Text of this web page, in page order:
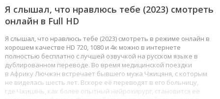
Я слышал, что нравлюсь тебе (2023) смотреть
онлайн в Full HD
Я слышал, что нравлюсь тебе (2023) смотреть в режиме онлайн в
хорошем качестве HD 720, 1080 и 4к можно в интернете
полностью бесплатно с лучшей озвучкой на русском языке в
дублированном переводе. Во время медицинской поездки
в Африку Лючжэн встречает бывшего мужа Чжицяня, с которым
не виделась шесть лет. Вскоре её переводят в его больницу,
где Чжицянь, как более опытный нейрохирург, становится её